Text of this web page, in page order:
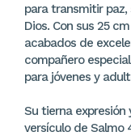
para transmitir
Dios. Con sus 25
acabados de
compañero
para jóvenes y
Su tierna expresión
versículo de Salmo